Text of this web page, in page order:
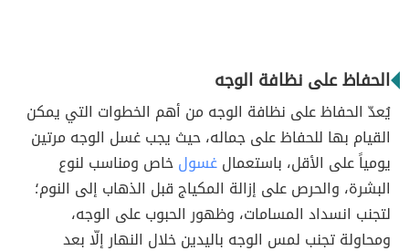
الحفاظ على نظافة الوجه
يُعدّ الحفاظ على نظافة الوجه من أهم الخطوات التي يمكن
القيام بها للحفاظ على جماله، حيث يجب غسل الوجه مرتين
يومياً على الأقل، باستعمالغسولخاص ومناسب لنوع
البشرة، والحرص على إزالة المكياج قبل الذهاب إلى النوم؛
لتجنب انسداد المسامات، وظهور الحبوب على الوجه،
ومحاولة تجنب لمس الوجه باليدين خلال النهار إلّا بعد